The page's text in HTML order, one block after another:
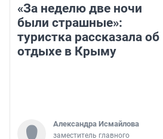
«За неделю две ночи
были страшные»:
туристка рассказала об
отдыхе в Крыму
Александра Исмайлова
заместитель главного